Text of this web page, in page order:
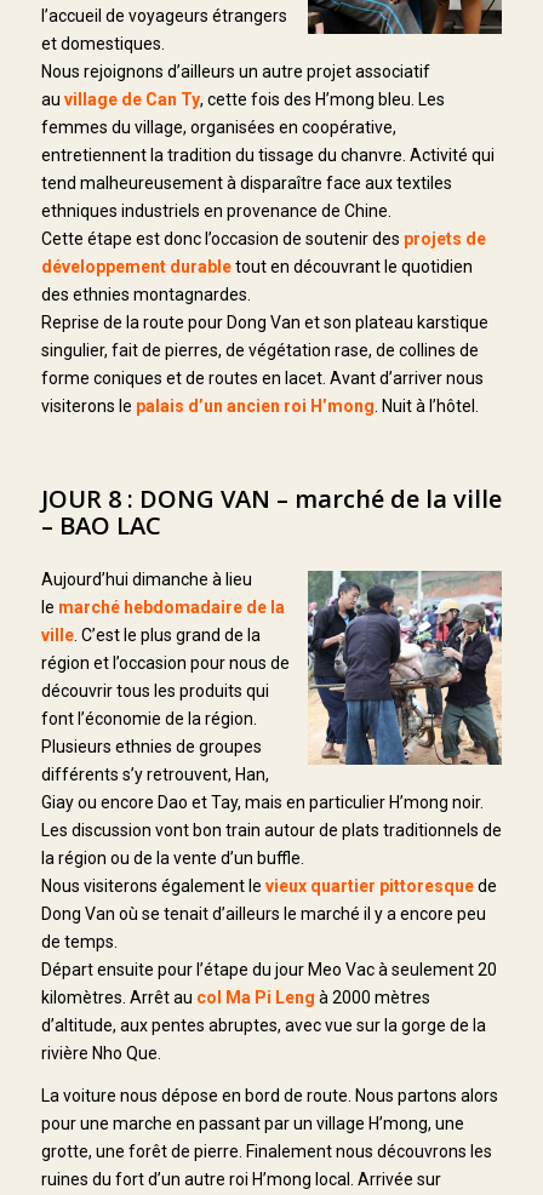
l’accueil de voyageurs étrangers
et domestiques.
Nous rejoignons d’ailleurs un autre projet associatif
au village de Can Ty, cette fois des H’mong bleu. Les
femmes du village, organisées en coopérative,
entretiennent la tradition du tissage du chanvre. Activité qui
tend malheureusement à disparaître face aux textiles
ethniques industriels en provenance de Chine.
Cette étape est donc l’occasion de soutenir des projets de
développement durabletout en découvrant le quotidien
des ethnies montagnardes.
Reprise de la route pour Dong Van et son plateau karstique
singulier, fait de pierres, de végétation rase, de collines de
forme coniques et de routes en lacet. Avant d’arriver nous
visiterons le palais d’un ancien roi H’mong . Nuit à l’hôtel.
JOUR 8 : DONG VAN – marché de la ville
– BAO LAC
Aujourd’hui dimanche à lieu
le marché hebdomadaire de la
ville. C’est le plus grand de la
région et l’occasion pour nous de
découvrir tous les produits qui
font l’économie de la région.
Plusieurs ethnies de groupes
différents s’y retrouvent, Han,
Giay ou encore Dao et Tay, mais en particulier H’mong noir.
Les discussion vont bon train autour de plats traditionnels de
la région ou de la vente d’un buffle.
Nous visiterons également le vieux quartier pittoresquede
Dong Van où se tenait d’ailleurs le marché il y a encore peu
de temps.
Départ ensuite pour l’étape du jour Meo Vac à seulement 20
kilomètres. Arrêt au col Ma Pi Leng à 2000 mètres
d’altitude, aux pentes abruptes, avec vue sur la gorge de la
rivière Nho Que.
La voiture nous dépose en bord de route. Nous partons alors
pour une marche en passant par un village H’mong, une
grotte, une forêt de pierre. Finalement nous découvrons les
ruines du fort d’un autre roi H’mong local. Arrivée sur